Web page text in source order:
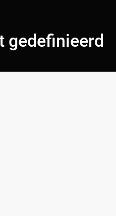
gedefinieerd